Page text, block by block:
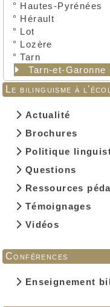
Le bilinguisme à
Actualité
Brochures
Politique
Questions
Ressources
Témoignages
Vidéos
Conférences
Enseignement
° Hautes-Pyrénées
° Hérault
° Lot
° Lozère
°Tarn
Tarn-et-Garonne